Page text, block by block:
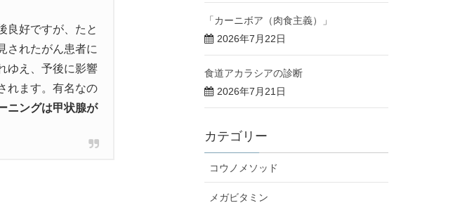
良好ですが、たと
されたがん患者に
ゆえ、予後に影響
れます。有名なの
ニングは甲状腺が
「カーニボア（肉食主義）」
2026年7月22日
食道アカラシアの診断
2026年7月21日
カテゴリー
コウノメソッド
メガビタミン